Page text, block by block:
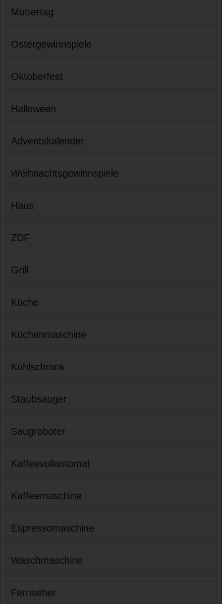
Muttertag
Ostergewinnspiele
Oktoberfest
Halloween
Adventskalender
Weihnachtsgewinnspiele
Haus
ZDF
Grill
Küche
Küchenmaschine
Kühlschrank
Staubsauger
Saugroboter
Kaffeevollautomat
Kaffeemaschine
Espressomaschine
Waschmaschine
Fernseher